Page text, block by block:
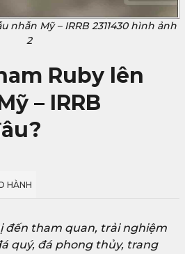
nhẫn Mỹ – IRRB 2311430 hình ảnh
2
Ruby lên
– IRRB
HÀNH
đến tham quan, trải nghiệm
quý, đá phong thủy, trang